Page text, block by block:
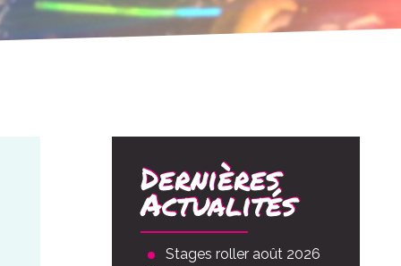
Dernières
Actualités
Stages roller août 2026